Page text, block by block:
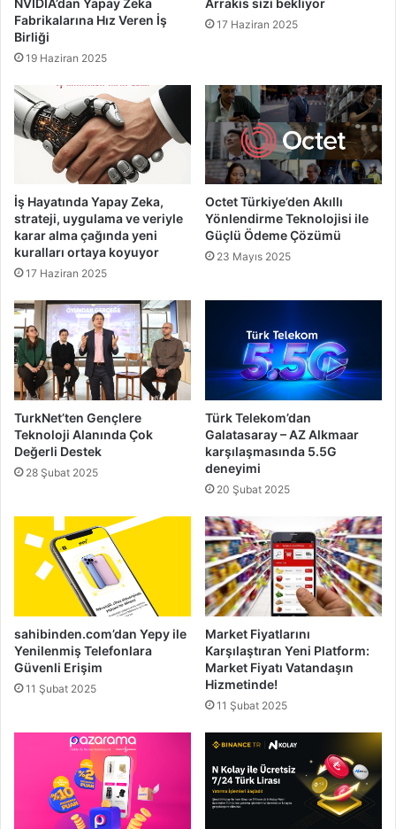
Fabrikalarına Hız Veren İş
Birliği
19 Haziran 2025
17 Haziran 2025
İş Hayatında Yapay Zeka,
strateji, uygulama ve veriyle
karar alma çağında yeni
kuralları ortaya koyuyor
17 Haziran 2025
Octet Türkiye’den Akıllı
Yönlendirme Teknolojisi ile
Güçlü Ödeme Çözümü
23 Mayıs 2025
TurkNet’ten Gençlere
Teknoloji Alanında Çok
Değerli Destek
28 Şubat 2025
Türk Telekom’dan
Galatasaray – AZ Alkmaar
karşılaşmasında 5.5G
deneyimi
20 Şubat 2025
sahibinden.com’dan Yepy ile
Yenilenmiş Telefonlara
Güvenli Erişim
11 Şubat 2025
Market Fiyatlarını
Karşılaştıran Yeni Platform:
Market Fiyatı Vatandaşın
Hizmetinde!
11 Şubat 2025